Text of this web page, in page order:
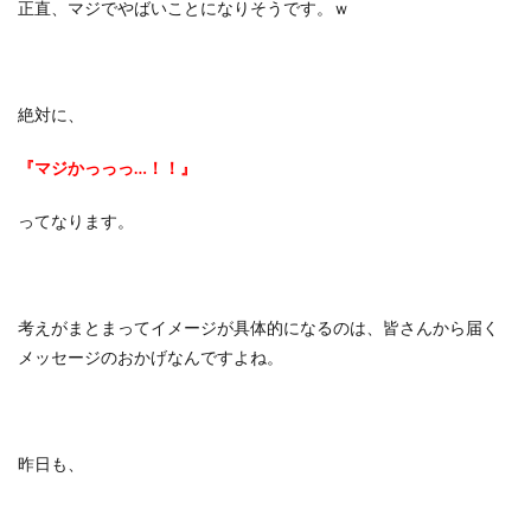
正直、マジでやばいことになりそうです。ｗ
絶対に、
『マジかっっっ…！！』
ってなります。
考えがまとまってイメージが具体的になるのは、皆さんから届く
メッセージのおかげなんですよね。
昨日も、